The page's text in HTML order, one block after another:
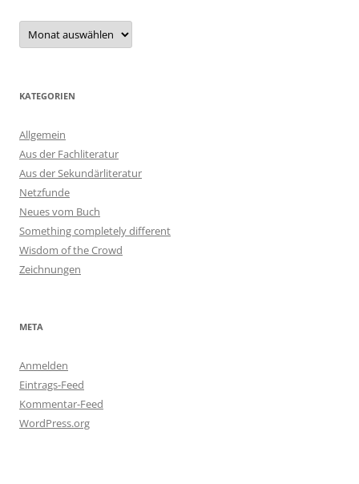
Archiv
KATEGORIEN
Allgemein
Aus der Fachliteratur
Aus der Sekundärliteratur
Netzfunde
Neues vom Buch
Something completely different
Wisdom of the Crowd
Zeichnungen
META
Anmelden
Eintrags-Feed
Kommentar-Feed
WordPress.org